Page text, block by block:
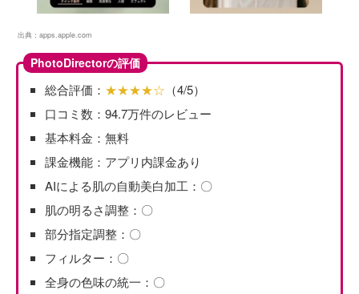
出典： apps.apple.com
PhotoDirectorの評価
総合評価： ★★★★☆ （4/5）
口コミ数：94.7万件のレビュー
基本料金：無料
課金機能：アプリ内課金あり
AIによる肌の自動美白加工：〇
肌の明るさ調整：〇
部分指定調整：〇
フィルター：〇
全身の色味の統一：〇